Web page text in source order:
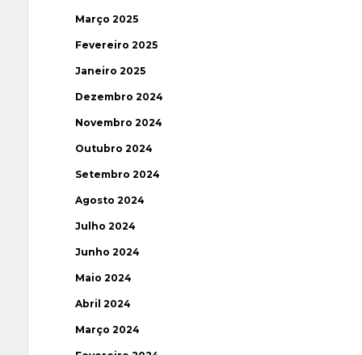
Março 2025
Fevereiro 2025
Janeiro 2025
Dezembro 2024
Novembro 2024
Outubro 2024
Setembro 2024
Agosto 2024
Julho 2024
Junho 2024
Maio 2024
Abril 2024
Março 2024